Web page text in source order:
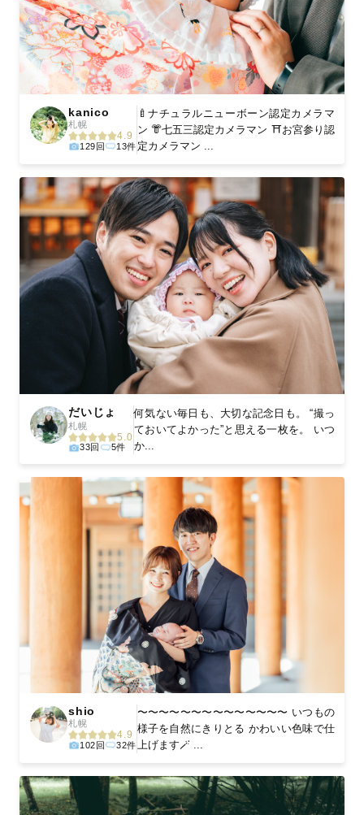
kanico
札幌
4.9
129回 13件
🍼ナチュラルニューボーン認定カメラマ
ン 👘七五三認定カメラマン ⛩お宮参り認
定カメラマン ...
だいじょ
札幌
5.0
33回 5件
何気ない毎日も、大切な記念日も。 “撮っ
ておいてよかった”と思える一枚を。 いつ
か...
shio
札幌
4.9
102回 32件
〜〜〜〜〜〜〜〜〜〜〜〜〜〜 いつもの
様子を自然にきりとる かわいい色味で仕
上げます🪄 ...